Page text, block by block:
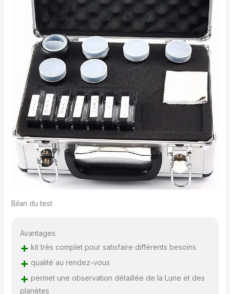
Bilan du test
Avantages
+ kit très complet pour satisfaire différents besoins
+ qualité au rendez-vous
+ permet une observation détaillée de la Lune et des
planètes